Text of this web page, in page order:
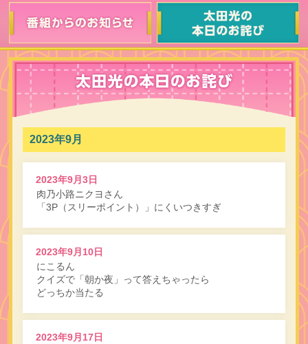
2023年9月
2023年9月3日
肉乃小路ニクヨさん
「3P（スリーポイント）」にくいつきすぎ
2023年9月10日
にこるん
クイズで「朝か夜」って答えちゃったら
どっちか当たる
2023年9月17日